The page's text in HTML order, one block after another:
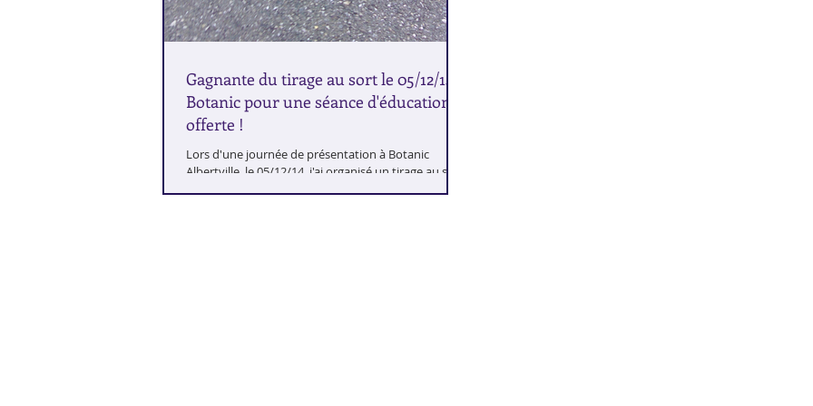
Gagnante du tirage au sort le 05/12/14 à
Botanic pour une séance d'éducation
offerte !
Lors d'une journée de présentation à Botanic
Albertville, le 05/12/14, j'ai organisé un tirage au sort